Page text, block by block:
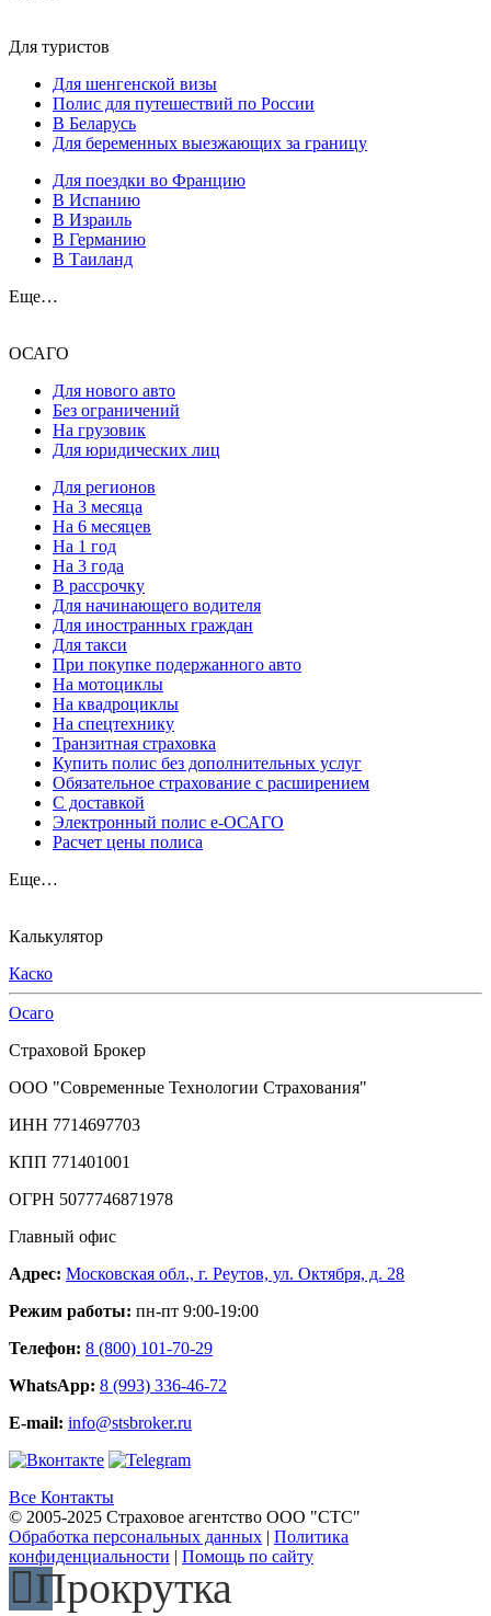
Для туристов
Для шенгенской визы
Полис для путешествий по России
В Беларусь
Для беременных выезжающих за границу
Для поездки во Францию
В Испанию
В Израиль
В Германию
В Таиланд
Еще…
ОСАГО
Для нового авто
Без ограничений
На грузовик
Для юридических лиц
Для регионов
На 3 месяца
На 6 месяцев
На 1 год
На 3 года
В рассрочку
Для начинающего водителя
Для иностранных граждан
Для такси
При покупке подержанного авто
На мотоциклы
На квадроциклы
На спецтехнику
Транзитная страховка
Купить полис без дополнительных услуг
Обязательное страхование с расширением
С доставкой
Электронный полис е-ОСАГО
Расчет цены полиса
Еще…
Калькулятор
Каско
Осаго
Страховой Брокер
ООО "Современные Технологии Страхования"
ИНН 7714697703
КПП 771401001
ОГРН 5077746871978
Главный офис
Адрес: Московская обл., г. Реутов, ул. Октября, д. 28
Режим работы: пн-пт 9:00-19:00
Телефон: 8 (800) 101-70-29
WhatsApp: 8 (993) 336-46-72
E-mail: info@stsbroker.ru
Все Контакты
© 2005-2025 Страховое агентство ООО "СТС"
Обработка персональных данных | Политика
конфиденциальности | Помощь по сайту
Прокрутка